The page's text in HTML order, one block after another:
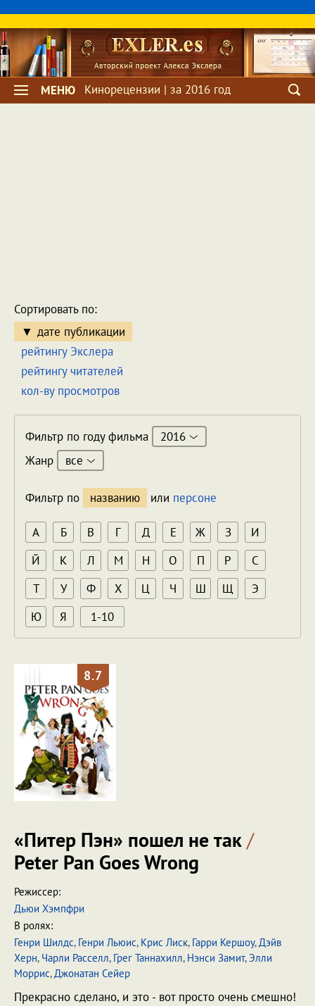
МЕНЮ Кинорецензии | за 2016 год
Сортировать по:
дате публикации
рейтингу Экслера
рейтингу читателей
кол-ву просмотров
Фильтр по году фильма
2016
Жанр
все
Фильтр по названию или персоне
А Б В Г Д Е Ж З
И
Й
К Л М Н О П Р
С
Т
У Ф Х Ц Ч Ш Щ
Э
Ю
Я 1-10
8.7
«Питер Пэн» пошел не так/
Peter Pan Goes Wrong
Режиссер:
Дьюи Хэмпфри
В ролях:
Генри Шилдс, Генри Льюис, Крис Лиск, Гарри Кершоу,Дэйв
Хeрн, Чарли Расселл, Грег Таннахилл, Нэнси Замит,Элли
Моррис,Джонатан Сейер
Прекрасно сделано, и это - вот просто очень смешно!